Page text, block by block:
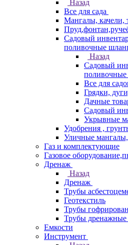
Назад
Все для сада
Мангалы, качели,
Садовый
поливочные
Назад
Садовый
Все для
Грядки,
Дачные
Садовый
Укрывные
Удобрения ,
Уличные
Газ и комплектующие
Газовое
Дренаж
Назад
Дренаж
Трубы
Геотекстиль
Трубы
Трубы
Емкости
Инструмент